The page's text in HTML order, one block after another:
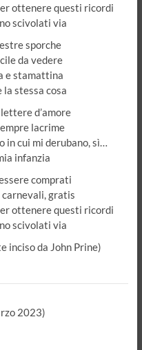
ottenere questi ricordi
scivolati via
sporche
da vedere
e stamattina
la stessa cosa
d’amore
lacrime
in cui mi derubano, sì…
infanzia
comprati
carnevali, gratis
ottenere questi ricordi
scivolati via
inciso da John Prine)
2023)